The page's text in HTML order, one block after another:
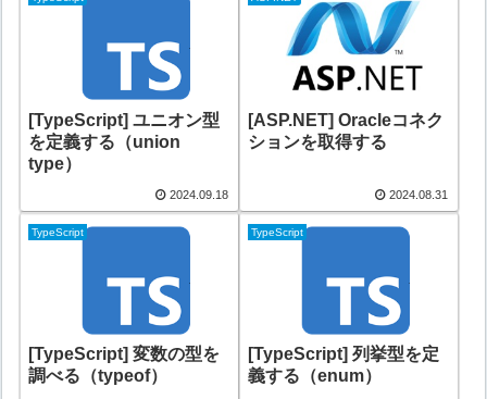
[TypeScript] ユニオン型
を定義する（union
type）
2024.09.18
[ASP.NET] Oracleコネク
ションを取得する
2024.08.31
TypeScript
[TypeScript] 変数の型を
調べる（typeof）
TypeScript
[TypeScript] 列挙型を定
義する（enum）